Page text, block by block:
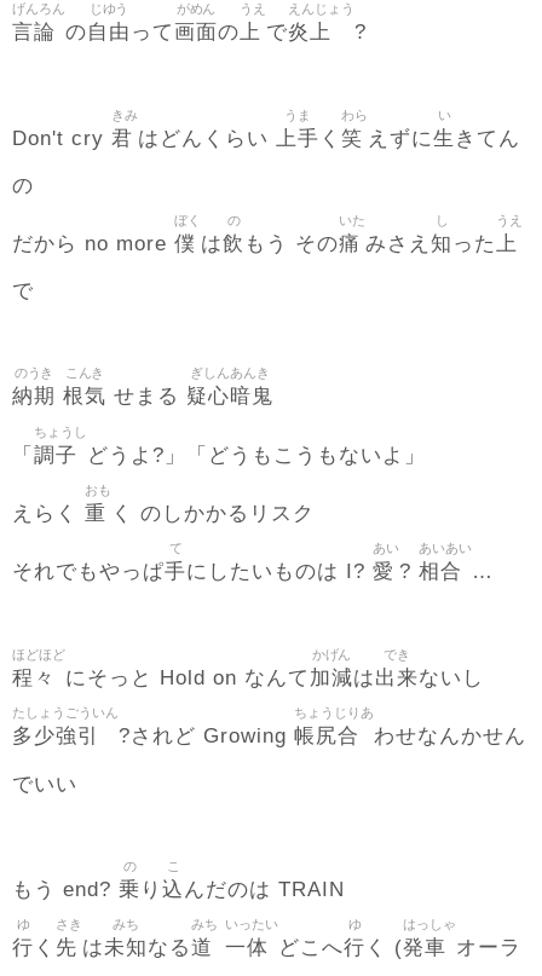
言論
げんろん
の自由
じゆう
って 画面
がめん
の上
うえ
で炎上
えんじょう
?
Don't cry 君
きみ
はどんくらい 上手
うま
く 笑
わら
えずに生
い
きてん
の
だから no more 僕
ぼく
は飲
の
もう その痛
いた
みさえ 知
し
った上
うえ
で
納期
のうき
根気
こんき
せまる 疑心暗鬼
ぎしんあんき
「 調子
ちょうし
どうよ?」「どうもこうもないよ」
えらく 重
おも
く のしかかるリスク
それでもやっぱ手
て
にしたいものは I? 愛
あい
? 相合
あいあい
…
程々
ほどほど
にそっと Hold on なんて 加減
かげん
は出来
でき
ないし
多少強引
たしょうごういん
?されど Growing 帳尻合
ちょうじりあ
わせなんかせん
でいい
もう end? 乗
の
り 込
こ
んだのは TRAIN
行
ゆ
く 先
さき
は未知
みち
なる道
みち
一体
いったい
どこへ行
ゆ
く (発車
はっしゃ
オーラ